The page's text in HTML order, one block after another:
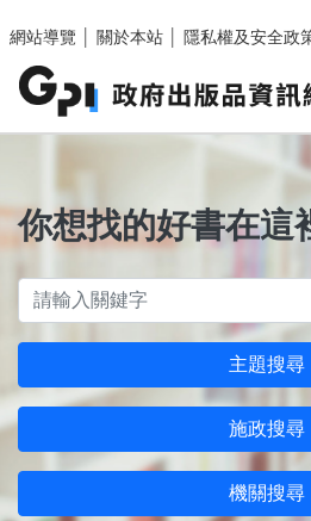
網站導覽
關於本站 隱私權及安全政
你想找的好書在這
主題搜尋
施政搜尋
機關搜尋